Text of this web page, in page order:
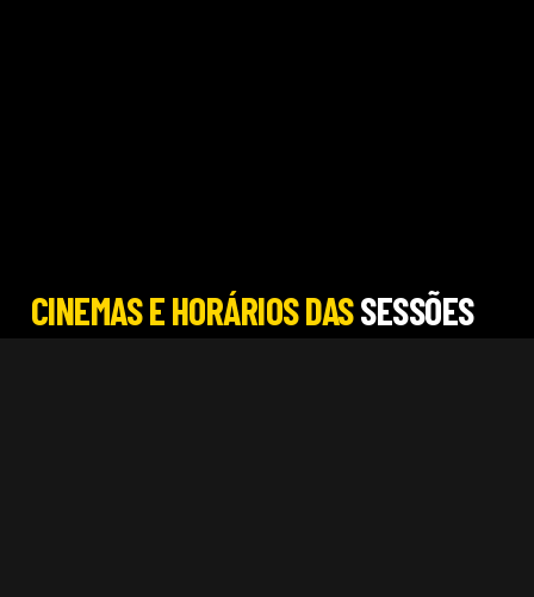
CINEMAS E HORÁRIOS DASSESSÕES